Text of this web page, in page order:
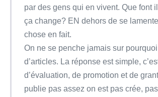
par des gens qui en vivent. Que font
ça change? EN dehors de se
chose en fait.
On ne se penche jamais sur
d’articles. La réponse est simple,
d’évaluation, de promotion et de
publie pas assez on est pas crée,